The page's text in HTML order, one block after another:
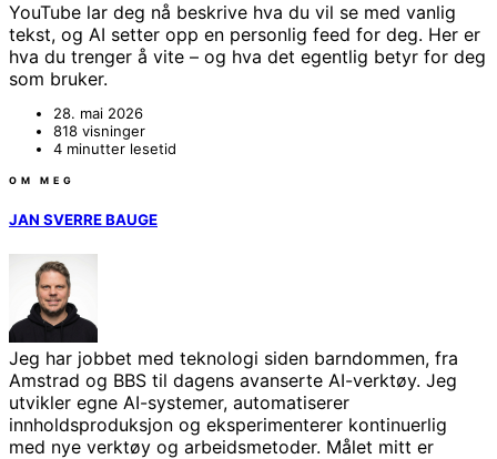
YouTube lar deg nå beskrive hva du vil se med vanlig
tekst, og AI setter opp en personlig feed for deg. Her er
hva du trenger å vite – og hva det egentlig betyr for deg
som bruker.
28. mai 2026
818 visninger
4 minutter lesetid
OM MEG
JAN SVERRE BAUGE
Jeg har jobbet med teknologi siden barndommen, fra
Amstrad og BBS til dagens avanserte AI-verktøy. Jeg
utvikler egne AI-systemer, automatiserer
innholdsproduksjon og eksperimenterer kontinuerlig
med nye verktøy og arbeidsmetoder. Målet mitt er